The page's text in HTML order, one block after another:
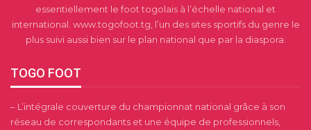
essentiellement le foot togolais à l’échelle national et
international. www.togofoot.tg, l’un des sites sportifs du genre le
plus suivi aussi bien sur le plan national que par la diaspora.
TOGO FOOT
– L’intégrale couverture du championnat national grâce à son
réseau de correspondants et une équipe de professionnels,